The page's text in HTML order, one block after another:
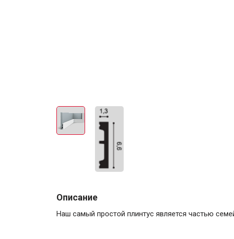
Описание
Наш самый простой плинтус является частью